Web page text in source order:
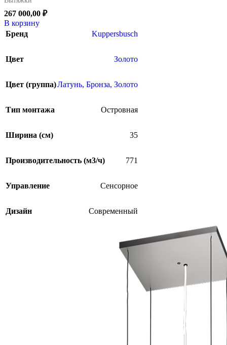
267 000,00 ₽
В корзину
Бренд
Kuppersbusch
Цвет Золото
Цвет (группа)Латунь, Бронза, Золото
Тип монтажа Островная
Ширина (см) 35
Производительность (м3/ч) 771
Управление Сенсорное
Дизайн Современный